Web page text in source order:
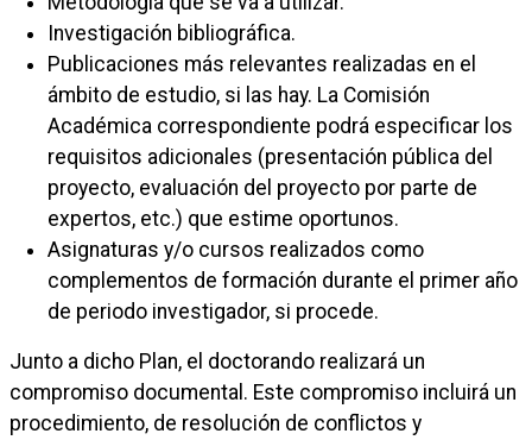
Investigación bibliográfica.
Publicaciones más relevantes realizadas en el
ámbito de estudio, si las hay. La Comisión
Académica correspondiente podrá especificar los
requisitos adicionales (presentación pública del
proyecto, evaluación del proyecto por parte de
expertos, etc.) que estime oportunos.
Asignaturas y/o cursos realizados como
complementos de formación durante el primer año
de periodo investigador, si procede.
Junto a dicho Plan, el doctorando realizará un
compromiso documental. Este compromiso incluirá un
procedimiento, de resolución de conflictos y